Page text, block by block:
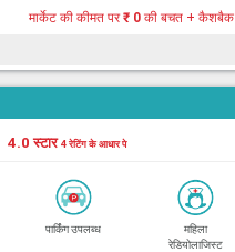
मार्केट की कीमत पर₹ 0 की बचत + कैशबैक
4.0 स्टार4 रेटिंग के आधार पे
पार्किंग उपलब्ध
महिला
रेडियोलाजिस्ट